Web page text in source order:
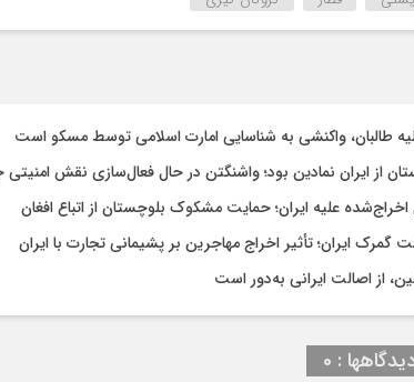
طالبان، واکنشی به شناسایی امارت اسلامی توسط مسکو است
از ایران نمادین بود؛ واشنگتن در حال فعال‌سازی نقش امنیتی
علیه ایران؛ حمایت مشکوک بلوچستان از اتباع افغان
ایران؛ تأثیر اخراج مهاجرین بر پشیمانی تجارت با ایران
از اصالت ایرانی به‌دور است
: 0